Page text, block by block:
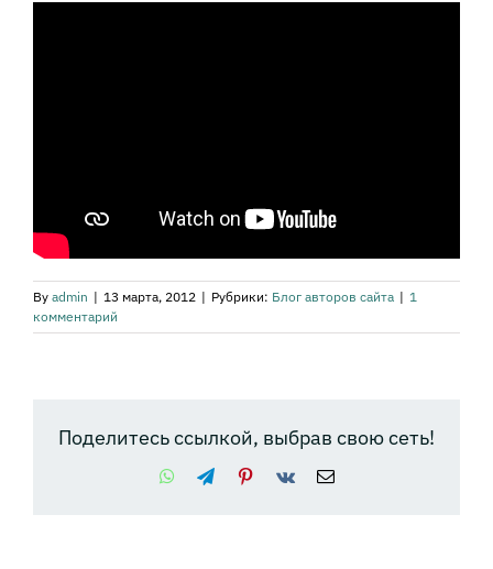
By admin | 13 марта, 2012 | Рубрики: Блог авторов сайта | 1
комментарий
Поделитесь ссылкой, выбрав свою сеть!
WhatsApp
TelegramPinterest
Vk Email